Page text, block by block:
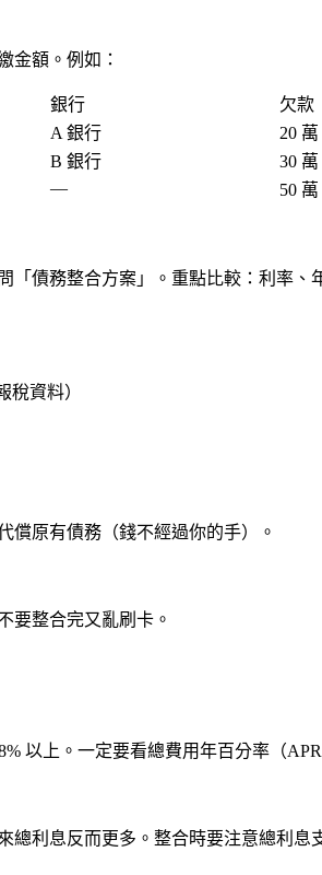
金額。例如：
銀行 欠款
A 銀行 20 萬
B 銀行 30 萬
— 50 萬
「債務整合方案」。重點比較：利率、
稅資料）
償原有債務（錢不經過你的手）。
要整合完又亂刷卡。
以上。一定要看總費用年百分率（APR
總利息反而更多。整合時要注意總利息